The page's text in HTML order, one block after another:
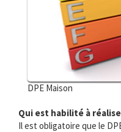
DPE Maison
Qui est habilité à
Il est obligatoire que le